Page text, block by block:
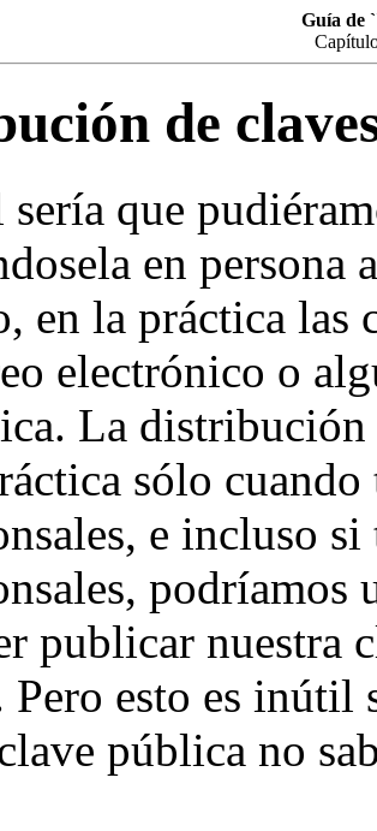
Guía de
de
que
en persona
en la práctica las
electrónico o
La
sólo
e incluso
publicar nuestra
esto es inútil
pública no